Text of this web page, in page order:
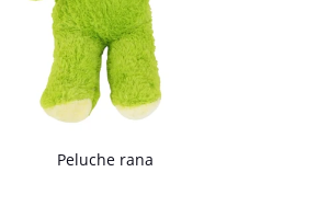
Peluche rana